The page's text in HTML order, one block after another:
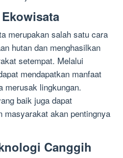
merupakan salah satu cara
hutan dan menghasilkan
setempat. Melalui
mendapatkan manfaat
merusak lingkungan.
baik juga dapat
masyarakat akan pentingnya
Canggih